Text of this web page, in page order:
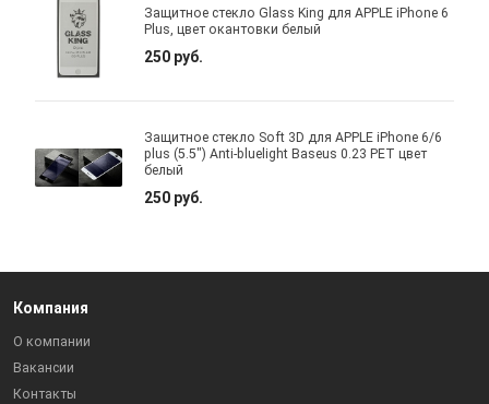
Защитное стекло Glass King для APPLE iPhone 6
Plus, цвет окантовки белый
250 руб.
Защитное стекло Soft 3D для APPLE iPhone 6/6
plus (5.5") Anti-bluelight Baseus 0.23 PET цвет
белый
250 руб.
Компания
О компании
Вакансии
Контакты